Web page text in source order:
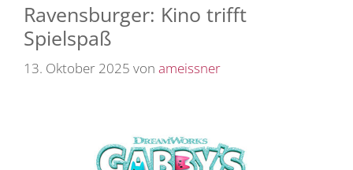
Ravensburger: Kino trifft
Spielspaß
13. Oktober 2025 von ameissner